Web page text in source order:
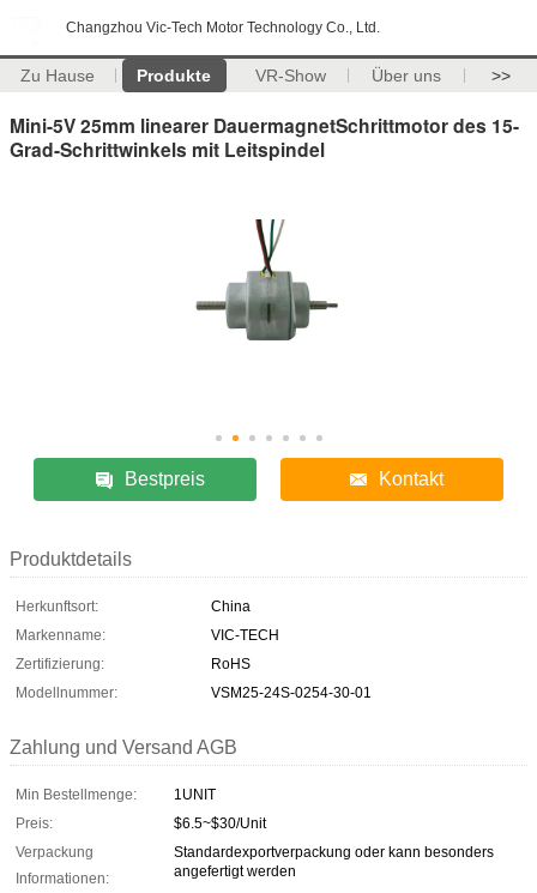
Changzhou Vic-Tech Motor Technology Co., Ltd.
Zu Hause Produkte VR-Show Über uns >>
Mini-5V 25mm linearer DauermagnetSchrittmotor des 15-
Grad-Schrittwinkels mit Leitspindel
Bestpreis Kontakt
Produktdetails
Herkunftsort:
China
Markenname:
VIC-TECH
Zertifizierung:
RoHS
Modellnummer:
VSM25-24S-0254-30-01
Zahlung und Versand AGB
Min Bestellmenge:
1UNIT
Preis:
$6.5~$30/Unit
Verpackung
Informationen:
Standardexportverpackung oder kann besonders
angefertigt werden